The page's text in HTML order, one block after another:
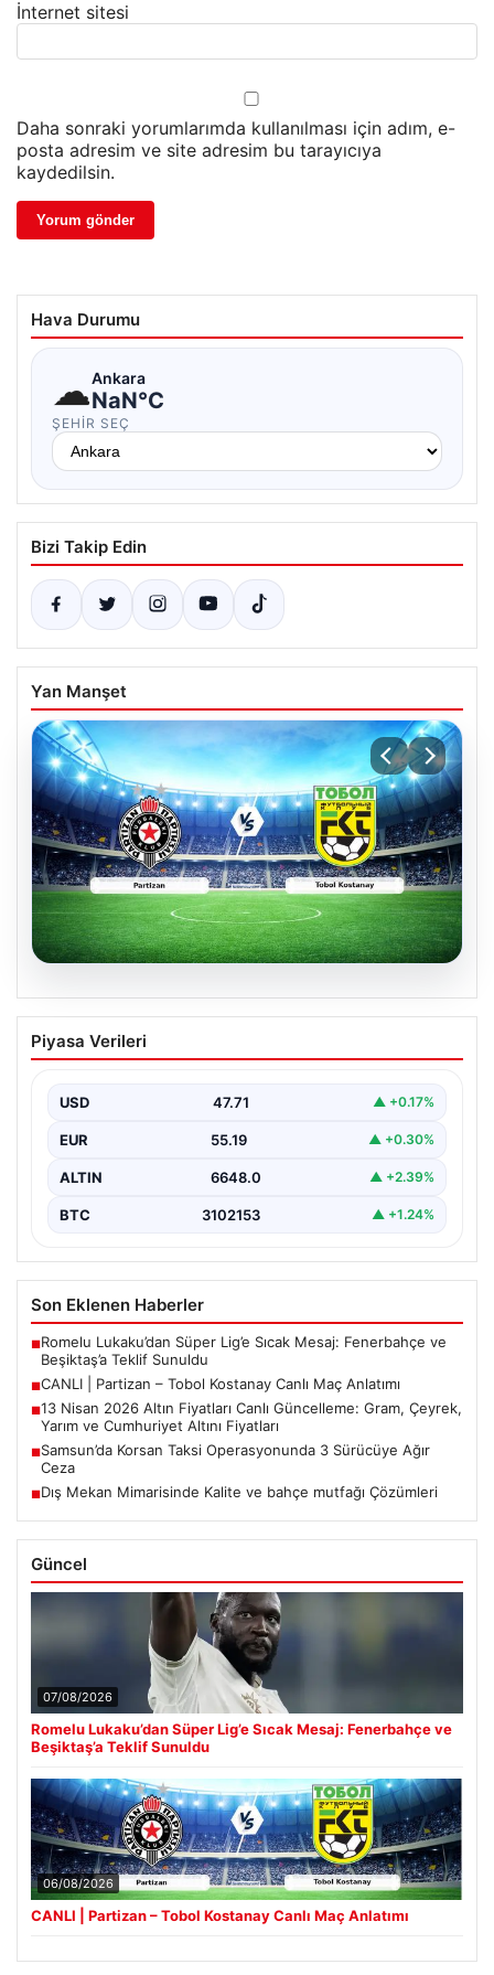
İnternet sitesi
Daha sonraki yorumlarımda kullanılması için adım, e-
posta adresim ve site adresim bu tarayıcıya
kaydedilsin.
Hava Durumu
☁Ankara
NaN°C
ŞEHIR SEÇ
Bizi Takip Edin
Yan Manşet
CANLI | Partizan – Tobol Kostanay Canlı
Maç Anlatımı
Piyasa Verileri
USD 47.71 ▲ +0.17%
EUR 55.19 ▲ +0.30%
ALTIN 6648.0 ▲ +2.39%
BTC 3102153 ▲ +1.24%
Son Eklenen Haberler
■Romelu Lukaku’dan Süper Lig’e Sıcak Mesaj: Fenerbahçe ve
Beşiktaş’a Teklif Sunuldu
■CANLI | Partizan – Tobol Kostanay Canlı Maç Anlatımı
■13 Nisan 2026 Altın Fiyatları Canlı Güncelleme: Gram, Çeyrek,
Yarım ve Cumhuriyet Altını Fiyatları
■Samsun’da Korsan Taksi Operasyonunda 3 Sürücüye Ağır
Ceza
■Dış Mekan Mimarisinde Kalite ve bahçe mutfağı Çözümleri
Güncel
07/08/2026
Romelu Lukaku’dan Süper Lig’e Sıcak Mesaj: Fenerbahçe ve
Beşiktaş’a Teklif Sunuldu
06/08/2026
CANLI | Partizan – Tobol Kostanay Canlı Maç Anlatımı